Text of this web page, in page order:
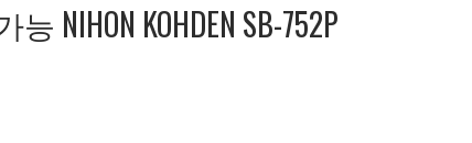
NIHON KOHDEN SB-752P